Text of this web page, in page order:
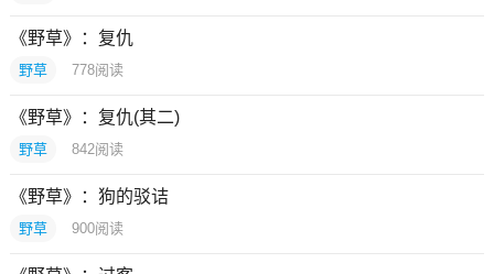
《野草》：复仇
野草 778阅读
《野草》：复仇(其二)
野草 842阅读
《野草》：狗的驳诘
野草 900阅读